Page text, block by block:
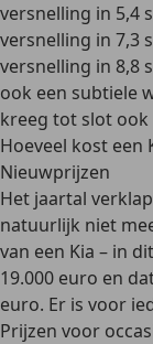
versnelling in 5,4
versnelling in 7,3
versnelling in 8,8
ook een subtiele
kreeg tot slot ook
Hoeveel kost een
Nieuwprijzen
Het jaartal
natuurlijk niet
van een Kia – in
19.000 euro en
euro. Er is voor
Prijzen voor